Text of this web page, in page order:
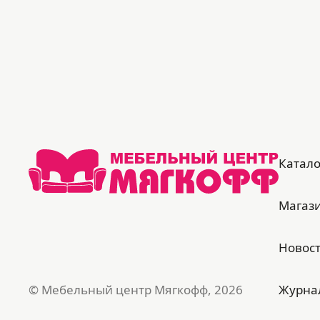
© Мебельный центр Мягкофф, 2026